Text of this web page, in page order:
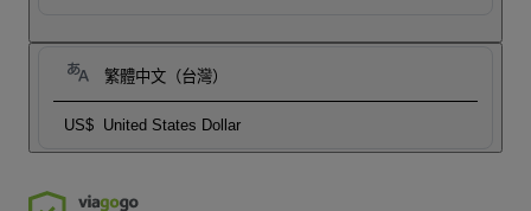
繁體中文（台灣）
US$ United States Dollar